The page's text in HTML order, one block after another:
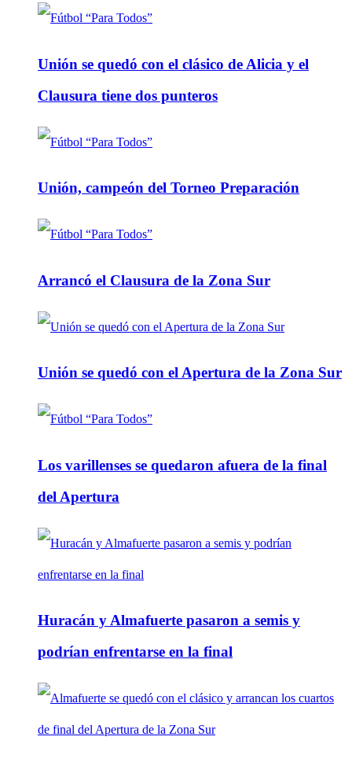
Unión se quedó con el clásico de Alicia y el
Clausura tiene dos punteros
Unión, campeón del Torneo Preparación
Arrancó el Clausura de la Zona Sur
Unión se quedó con el Apertura de la Zona Sur
Los varillenses se quedaron afuera de la final
del Apertura
Huracán y Almafuerte pasaron a semis y
podrían enfrentarse en la final